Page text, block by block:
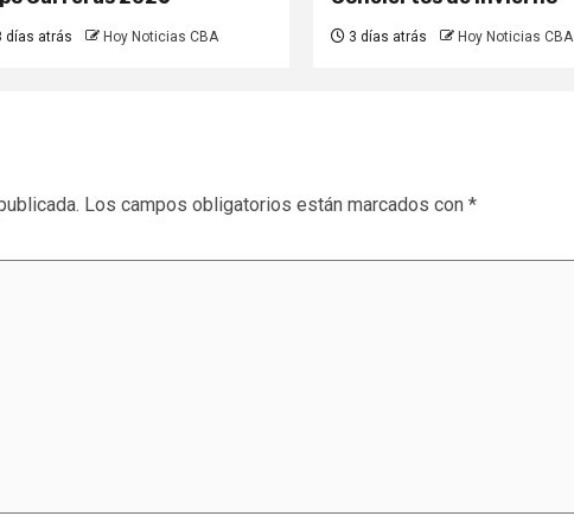
días atrás Hoy Noticias CBA 3 días atrás Hoy Noticias CBA
Los campos obligatorios están marcados con *